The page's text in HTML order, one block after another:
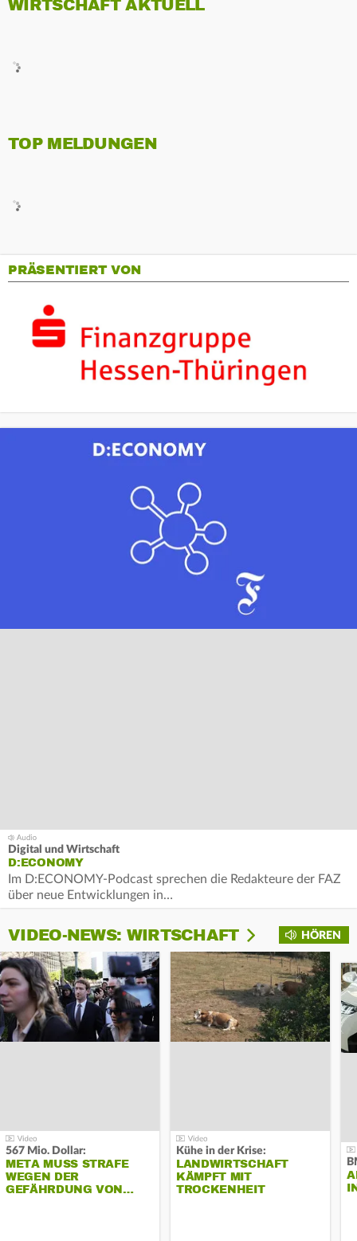
WIRTSCHAFT AKTUELL
TOP MELDUNGEN
PRÄSENTIERT VON
Digital und Wirtschaft
D:ECONOMY
Im D:ECONOMY-Podcast sprechen die Redakteure der FAZ
über neue Entwicklungen in…
HÖREN
VIDEO-NEWS: WIRTSCHAFT
567 Mio. Dollar:
META MUSS STRAFE
WEGEN DER
GEFÄHRDUNG VON…
Kühe in der Krise:
LANDWIRTSCHAFT
KÄMPFT MIT
TROCKENHEIT